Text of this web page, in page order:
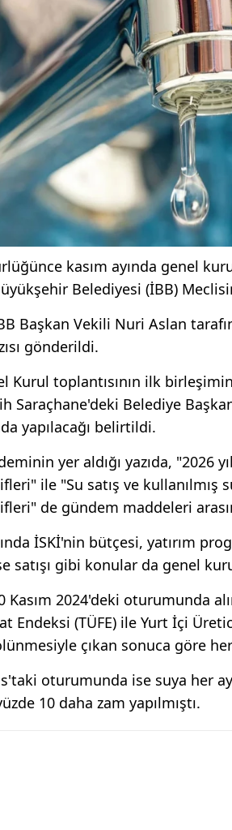
kasım ayında genel
Belediyesi (İBB)
Başkan Vekili Nuri Aslan
gönderildi.
Kurul toplantısının ilk
Saraçhane'deki Belediye
yapılacağı belirtildi.
yer aldığı yazıda, "2026
ile "Su satış ve kullanılmış
de gündem maddeleri
İSKİ'nin bütçesi, yatırım
satışı gibi konular da genel
Kasım 2024'deki oturumunda
Endeksi (TÜFE) ile Yurt İçi
çıkan sonuca göre
oturumunda ise suya her ay
10 daha zam yapılmıştı.